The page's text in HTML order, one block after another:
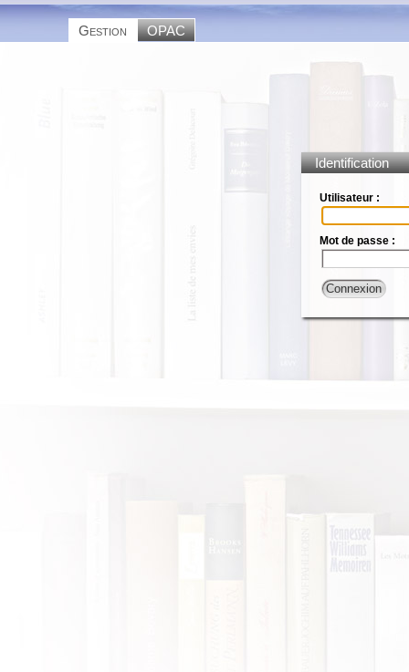
Gestion OPAC
Identification
Utilisateur :
Mot de passe :